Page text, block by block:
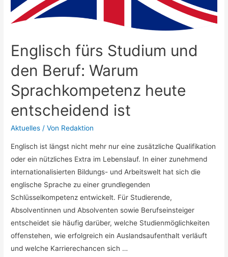
prägt
Englisch fürs Studium und
den Beruf: Warum
Sprachkompetenz heute
entscheidend ist
Aktuelles / Von Redaktion
Englisch ist längst nicht mehr nur eine zusätzliche Qualifikation
oder ein nützliches Extra im Lebenslauf. In einer zunehmend
internationalisierten Bildungs- und Arbeitswelt hat sich die
englische Sprache zu einer grundlegenden
Schlüsselkompetenz entwickelt. Für Studierende,
Absolventinnen und Absolventen sowie Berufseinsteiger
entscheidet sie häufig darüber, welche Studienmöglichkeiten
offenstehen, wie erfolgreich ein Auslandsaufenthalt verläuft
und welche Karrierechancen sich …